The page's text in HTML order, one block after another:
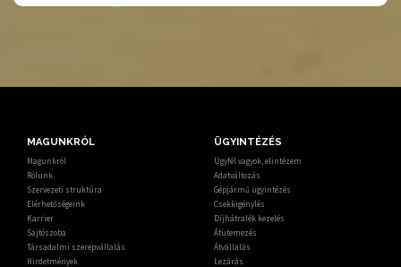
MAGUNKRÓL
Magunkról
Rólunk
Szervezeti struktúra
Elérhetőségeink
Karrier
Sajtószoba
Társadalmi szerepvállalás
Hirdetmények
ÜGYINTÉZÉS
Ügyfél vagyok, elintézem
Adatváltozás
Gépjármű ügyintézés
Csekkigénylés
Díjhátralék kezelés
Átütemezés
Átvállalás
Lezárás